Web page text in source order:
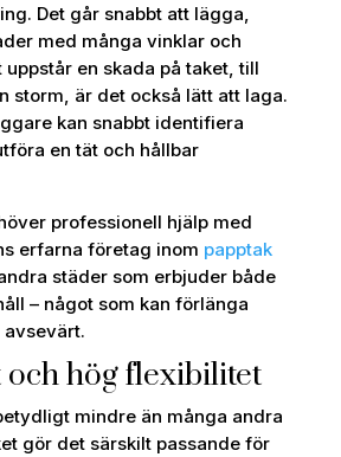
Det går snabbt att lägga,
med många vinklar och
uppstår en skada på taket, till
storm, är det också lätt att laga.
kan snabbt identifiera
en tät och hållbar
professionell hjälp med
erfarna företag inom papptak
städer som erbjuder både
– något som kan förlänga
och hög flexibilitet
mindre än många andra
gör det särskilt passande för